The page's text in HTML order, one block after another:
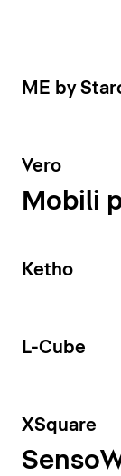
ME by
Vero
Mobili
Ketho
L-Cube
XSquare